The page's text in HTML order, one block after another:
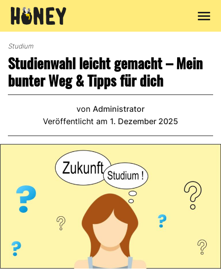
Inhalt
Studium
Studienwahl leicht gemacht – Mein
bunter Weg & Tipps für dich
von Administrator
Veröffentlicht am 1. Dezember 2025